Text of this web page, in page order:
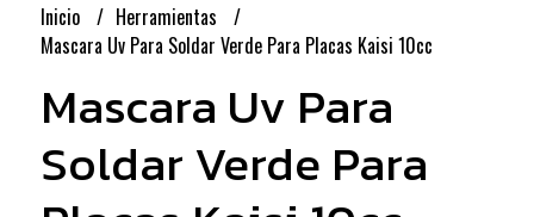
Inicio
Herramientas
Mascara Uv Para Soldar Verde Para Placas Kaisi 10cc
Mascara Uv Para
Soldar Verde Para